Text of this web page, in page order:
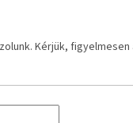
Kérjük, figyelmesen